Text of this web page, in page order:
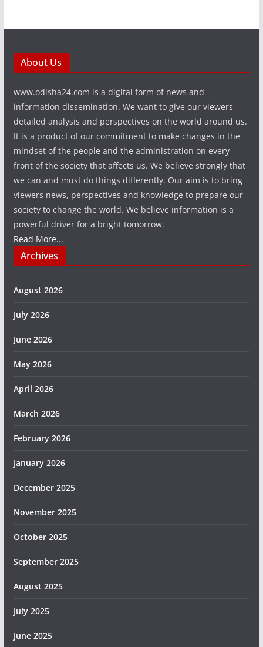
About Us
www.odisha24.com is a digital form of news and
information dissemination. We want to give our viewers
detailed analysis and perspectives on the world around us.
It is a product of our commitment to make changes in the
mindset of the people and the administration on every
front of the society that affects us. We believe strongly that
we can and must do things differently. Our aim is to bring
viewers news, perspectives and knowledge to prepare our
society to change the world. We believe information is a
powerful driver for a bright tomorrow.
Read More...
Archives
August 2026
July 2026
June 2026
May 2026
April 2026
March 2026
February 2026
January 2026
December 2025
November 2025
October 2025
September 2025
August 2025
July 2025
June 2025